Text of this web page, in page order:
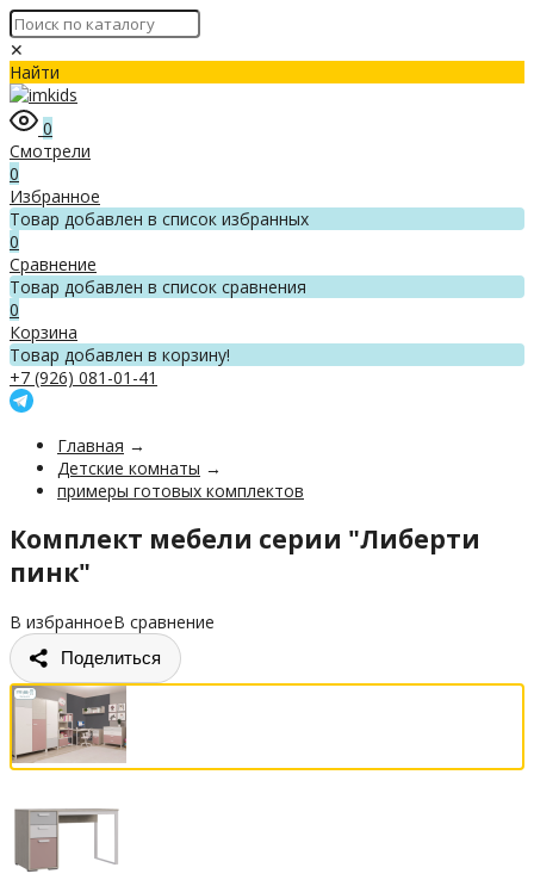
✕
Найти
0
Смотрели
0
Избранное
Товар добавлен в список избранных
0
Сравнение
Товар добавлен в список сравнения
0
Корзина
Товар добавлен в корзину!
+7 (926) 081-01-41
Главная →
Детские комнаты →
примеры готовых комплектов
Комплект мебели серии "Либерти
пинк"
В избранноеВ сравнение
Поделиться